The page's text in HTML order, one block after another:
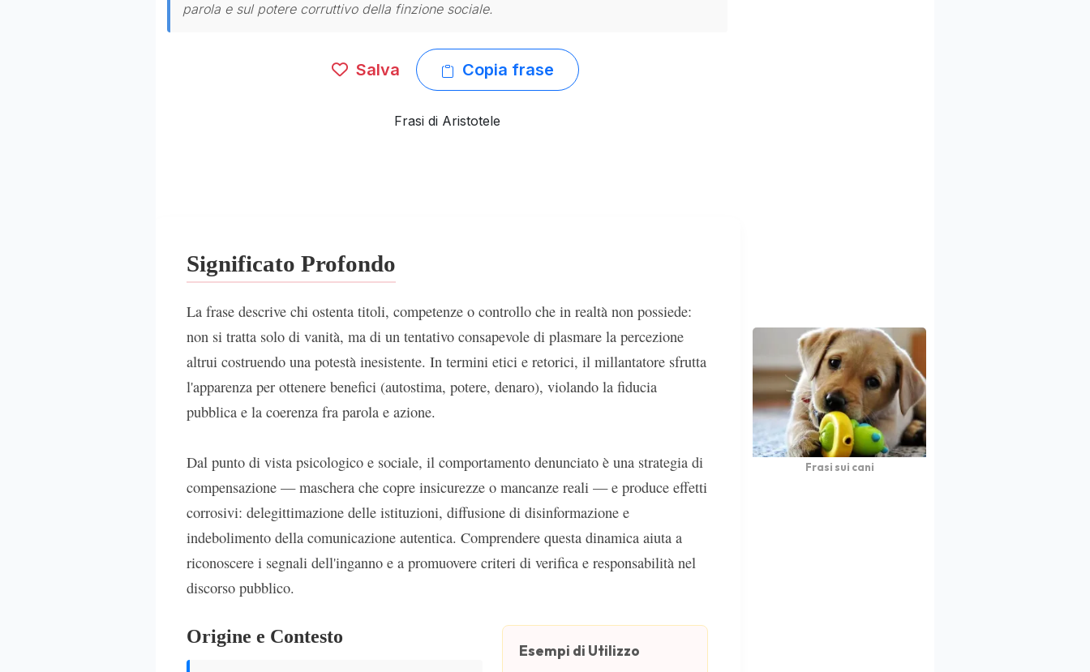
parola e sul potere corruttivo della finzione sociale.
Salva Copia frase
Frasi di Aristotele
Significato Profondo
La frase descrive chi ostenta titoli, competenze o controllo che in realtà non possiede:
non si tratta solo di vanità, ma di un tentativo consapevole di plasmare la percezione
altrui costruendo una potestà inesistente. In termini etici e retorici, il millantatore sfrutta
l'apparenza per ottenere benefici (autostima, potere, denaro), violando la fiducia
pubblica e la coerenza fra parola e azione.
Dal punto di vista psicologico e sociale, il comportamento denunciato è una strategia di
compensazione — maschera che copre insicurezze o mancanze reali — e produce effetti
corrosivi: delegittimazione delle istituzioni, diffusione di disinformazione e
indebolimento della comunicazione autentica. Comprendere questa dinamica aiuta a
riconoscere i segnali dell'inganno e a promuovere criteri di verifica e responsabilità nel
discorso pubblico.
Origine e Contesto
Esempi di Utilizzo
Frasi sui cani